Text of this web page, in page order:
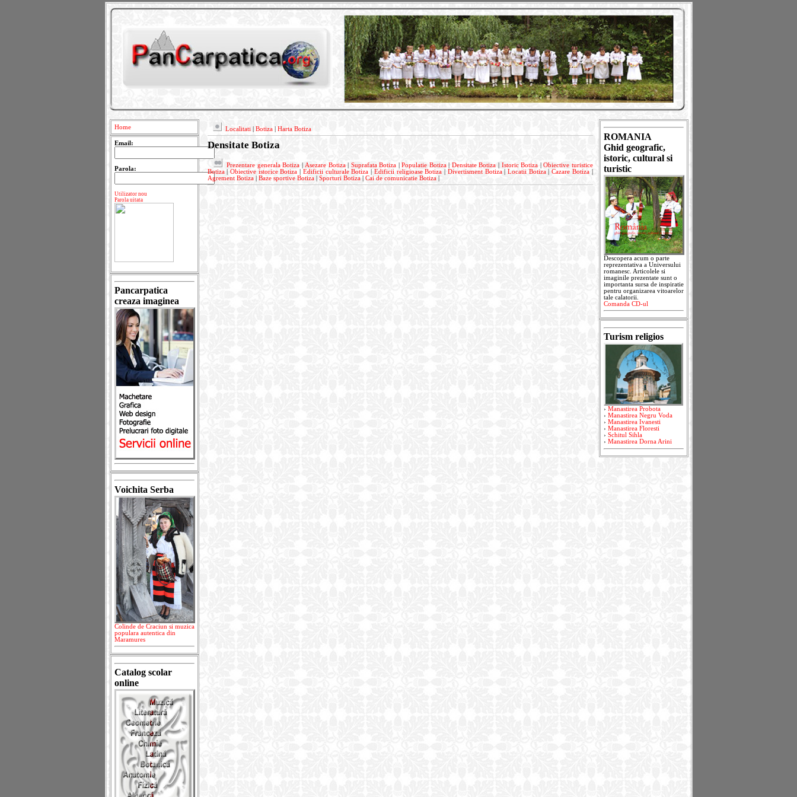
Home
Email:
Parola:
Utilizator nou
Parola uitata
Pancarpatica
creaza imaginea
Voichita Serba
Colinde de Craciun si muzica
populara autentica din
Maramures
Catalog scolar
online
Localitati Botiza| Harta Botiza
Densitate Botiza
Prezentare generala Botiza Asezare Botiza| Suprafata Botiza |Populatie Botiza| Densitate Botiza Istoric Botiza |Obiective turistice
Botiza| Obiective istorice Botiza Edificii culturale Botiza Edificii religioase Botiza Divertisment Botiza| Locatii Botiza|Cazare Botiza|
Agrement Botiza| Baze sportive Botiza| Sporturi Botiza| Cai de comunicatie Botiza|
ROMANIA
Ghid geografic,
istoric, cultural si
turistic
Descopera acum o parte
reprezentativa a Universului
romanesc. Articolele si
imaginile prezentate sunt o
importanta sursa de inspiratie
pentru organizarea vitoarelor
tale calatorii.
Comanda CD-ul
Turism religios
› Manastirea Probota
› Manastirea Negru Voda
› Manastirea Ivanesti
› Manastirea Floresti
› Schitul Sihla
› Manastirea Dorna Arini